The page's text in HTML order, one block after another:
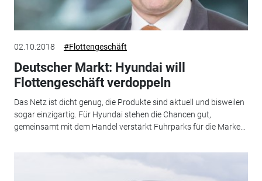
02.10.2018 #Flottengeschäft
Deutscher Markt: Hyundai will
Flottengeschäft verdoppeln
Das Netz ist dicht genug, die Produkte sind aktuell und bisweilen
sogar einzigartig. Für Hyundai stehen die Chancen gut,
gemeinsamt mit dem Handel verstärkt Fuhrparks für die Marke...